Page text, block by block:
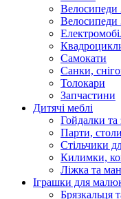
Велосипеди
Велосипеди
Самокати
Санки,
Толокари
Запчастини
Дитячі меблі
Гойдалки та
Парти,
Стільчики
Килимки,
Ліжка та
Іграшки для
Брязкальця